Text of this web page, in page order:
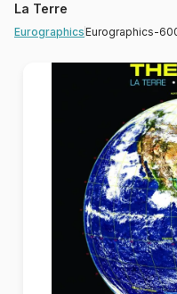
La Terre
EurographicsEurographics-